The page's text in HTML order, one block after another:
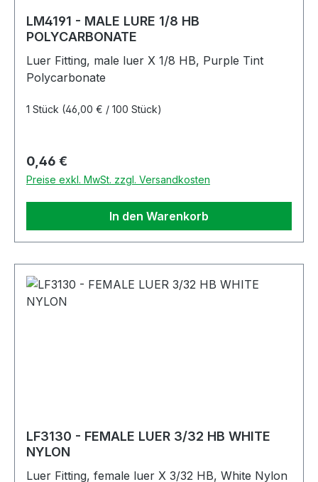
LM4191 - MALE LURE 1/8 HB
POLYCARBONATE
Luer Fitting, male luer X 1/8 HB, Purple Tint
Polycarbonate
1 Stück (46,00 € / 100 Stück)
Regulärer Preis:
0,46 €
Preise exkl. MwSt. zzgl. Versandkosten
In den Warenkorb
LF3130 - FEMALE LUER 3/32 HB WHITE
NYLON
Luer Fitting, female luer X 3/32 HB, White Nylon